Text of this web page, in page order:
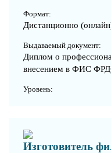
Формат:
Дистанционно
Выдаваемый документ:
Диплом о
внесением в ФИС
Уровень:
Изготовитель